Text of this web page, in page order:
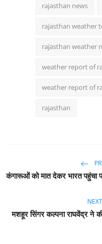
rajasthan news
rajasthan weather
rajasthan weather
weather report of
weather report of
rajasthan
कंगारूओं को मात देकर भारत पहुंचा
मशहूर सिंगर कल्पना राघवेंद्र ने